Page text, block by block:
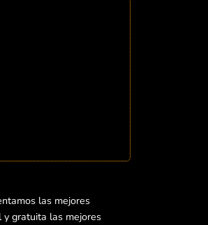
las mejores
y gratuita las mejores